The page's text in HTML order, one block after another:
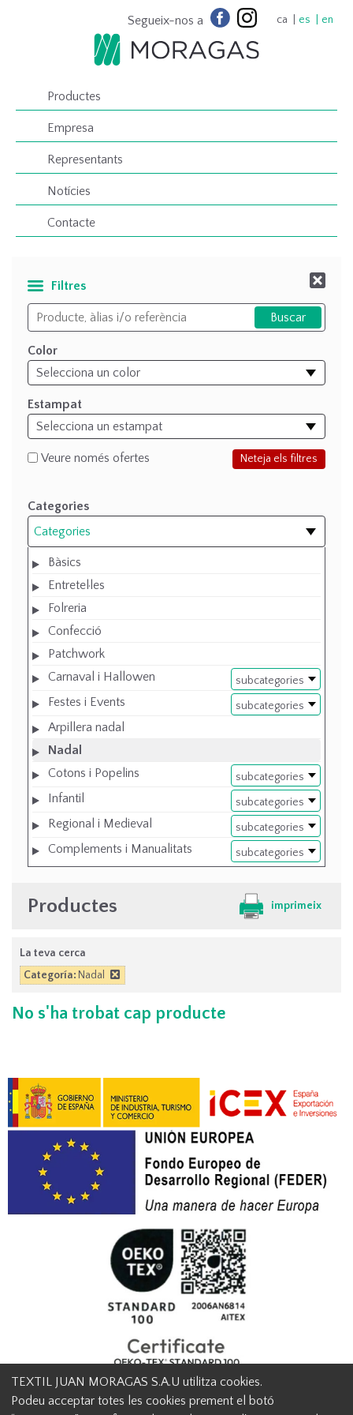
Segueix-nos a ca es en
Productes
Empresa
Representants
Notícies
Contacte
Filtres
Color
Estampat
Veure només ofertes Neteja els filtres
Categories
Categories
Bàsics
Entretel·les
Folreria
Confecció
Patchwork
subcategories
Carnaval i Hallowen
subcategories
Festes i Events
Arpillera nadal
Nadal
subcategories
Cotons i Popelins
subcategories
Infantil
subcategories
Regional i Medieval
subcategories
Complements i Manualitats
Productes imprimeix
La teva cerca
Categoría: Nadal
No s'ha trobat cap producte
TEXTIL JUAN MORAGAS S.A.U utilitza cookies.
Podeu acceptar totes les cookies prement el botó